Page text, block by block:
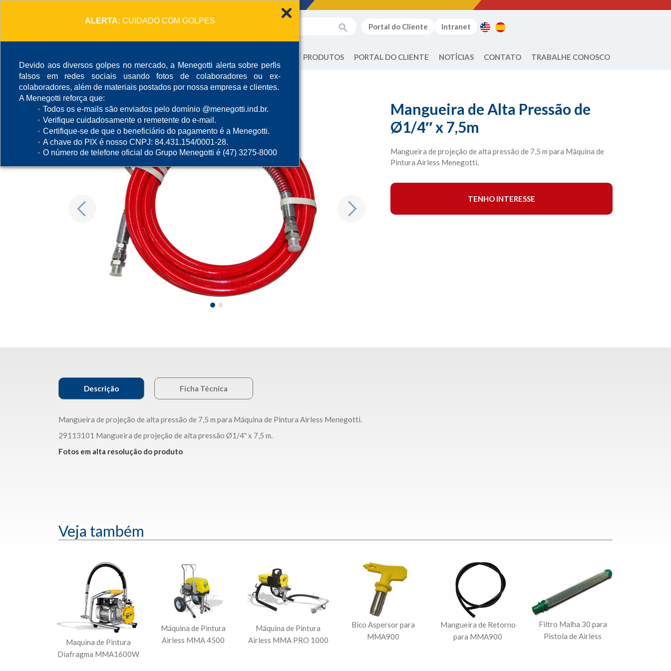
ALERTA: CUIDADO COM GOLPES
Devido aos diversos golpes no mercado, a Menegotti alerta sobre perfis
falsos em redes sociais usando fotos de colaboradores ou ex-
colaboradores, além de materiais postados por nossa empresa e clientes.
A Menegotti reforça que:
Todos os e-mails são enviados pelo domínio @menegotti.ind.br.
Verifique cuidadosamente o remetente do e-mail.
Certifique-se de que o beneficiário do pagamento é a Menegotti.
A chave do PIX é nosso CNPJ: 84.431.154/0001-28.
O número de telefone oficial do Grupo Menegotti é (47) 3275-8000
Portal do Cliente Intranet
PRODUTOS PORTAL DO CLIENTE NOTÍCIAS CONTATO TRABALHE CONOSCO
Previous Next
Mangueira de Alta Pressão de
Ø1/4″ x 7,5m
Mangueira de projeção de alta pressão de 7,5 m para Máquina de
Pintura Airless Menegotti.
TENHO INTERESSE
Descrição Ficha Técnica
Mangueira de projeção de alta pressão de 7,5 m para Máquina de Pintura Airless Menegotti.
29113101 Mangueira de projeção de alta pressão Ø1/4″ x 7,5 m.
Fotos em alta resolução do produto
Veja também
Maquina de Pintura
Diafragma MMA1600W
Máquina de Pintura
Airless MMA 4500
Máquina de Pintura
Airless MMA PRO 1000
Bico Aspersor para
MMA900
Mangueira de Retorno
para MMA900
Filtro Malha 30 para
Pistola de Airless